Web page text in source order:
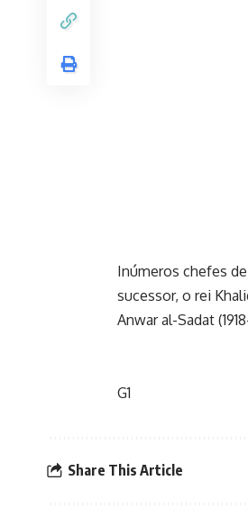
Inúmeros chefes
sucessor, o rei
Anwar al-Sadat
G1
Share This Article